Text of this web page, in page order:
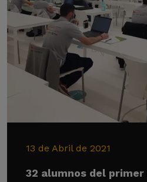
13 de Abril de 2021
32 alumnos del